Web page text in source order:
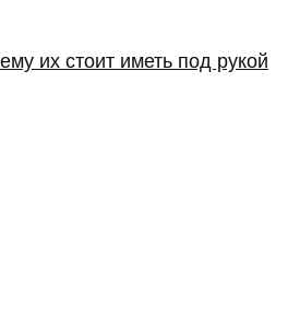
их стоит иметь под рукой